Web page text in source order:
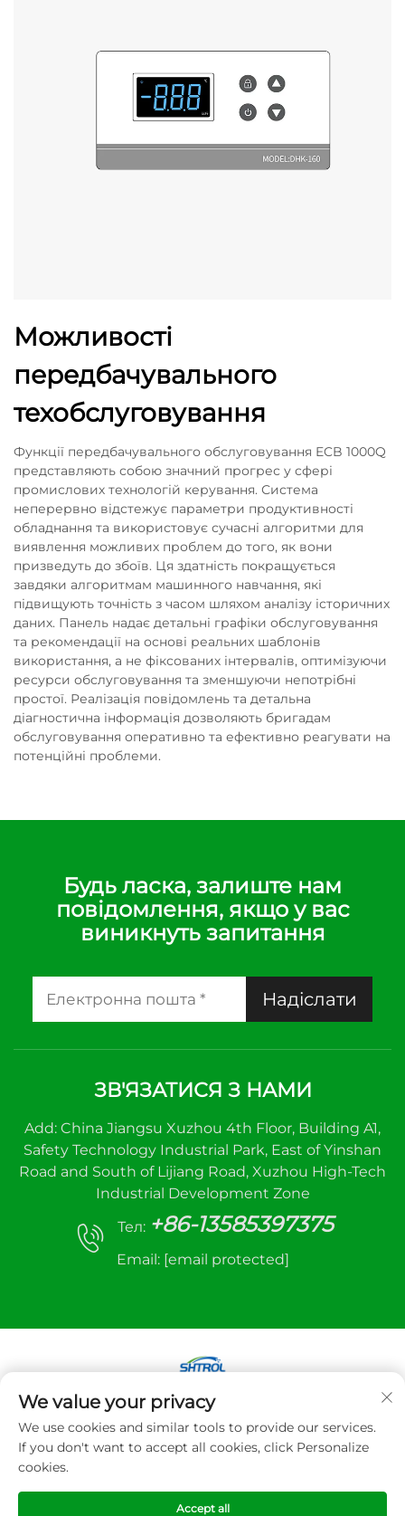
Можливості
передбачувального
техобслуговування
Функції передбачувального обслуговування ECB 1000Q
представляють собою значний прогрес у сфері
промислових технологій керування. Система
неперервно відстежує параметри продуктивності
обладнання та використовує сучасні алгоритми для
виявлення можливих проблем до того, як вони
призведуть до збоїв. Ця здатність покращується
завдяки алгоритмам машинного навчання, які
підвищують точність з часом шляхом аналізу історичних
даних. Панель надає детальні графіки обслуговування
та рекомендації на основі реальних шаблонів
використання, а не фіксованих інтервалів, оптимізуючи
ресурси обслуговування та зменшуючи непотрібні
простої. Реалізація повідомлень та детальна
діагностична інформація дозволяють бригадам
обслуговування оперативно та ефективно реагувати на
потенційні проблеми.
Будь ласка, залиште нам
повідомлення, якщо у вас
виникнуть запитання
Надіслати
ЗВ'ЯЗАТИСЯ З НАМИ
Add: China Jiangsu Xuzhou 4th Floor, Building A1,
Safety Technology Industrial Park, East of Yinshan
Road and South of Lijiang Road, Xuzhou High-Tech
Industrial Development Zone
Тел: +86-13585397375
Email: [email protected]
Авторське право © 2025 Xuzhou sanhe
automatic control equipment Co., LTD. Всі права
захищено
We value your privacy
We use cookies and similar tools to provide our services.
If you don't want to accept all cookies, click Personalize
cookies.
Accept all